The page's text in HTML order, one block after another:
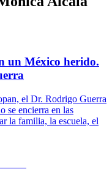
un México herido.
el Dr. Rodrigo Guerra
se encierra en las
la familia, la escuela, el